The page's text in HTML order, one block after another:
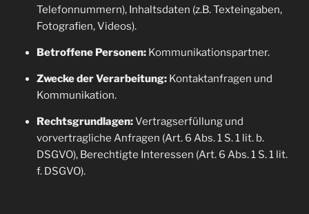
Telefonnummern), Inhaltsdaten (z.B. Texteingaben,
Fotografien, Videos).
Betroffene Personen:Kommunikationspartner.
Zwecke der Verarbeitung:Kontaktanfragen und
Kommunikation.
Rechtsgrundlagen:Vertragserfüllung und
vorvertragliche Anfragen (Art. 6 Abs. 1 S. 1 lit. b.
DSGVO), Berechtigte Interessen (Art. 6 Abs. 1 S. 1 lit.
f. DSGVO).